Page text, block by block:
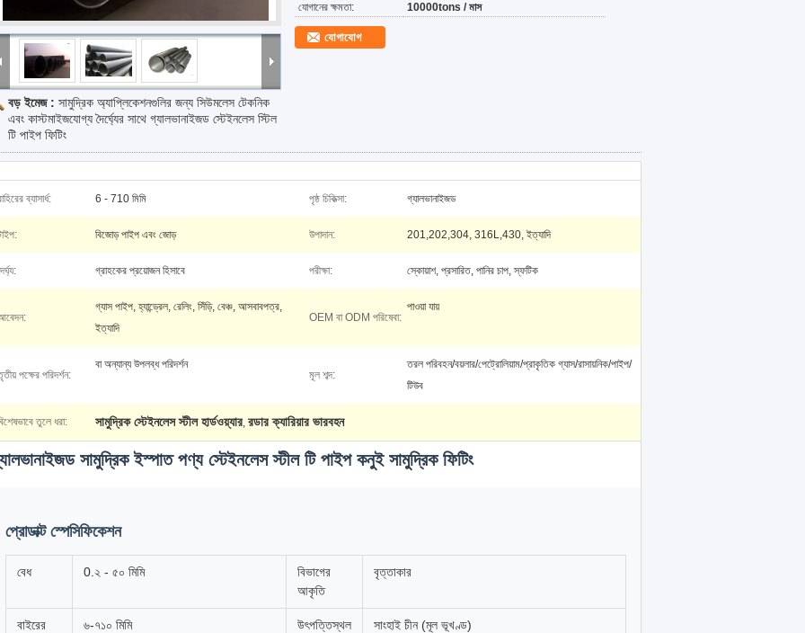
বড় ইমেজ : সামুদ্রিক অ্যাপ্লিকেশনগুলির জন্য সিউমলেস টেকনিক
এবং কাস্টমাইজযোগ্য দৈর্ঘ্যের সাথে গ্যালভানাইজড স্টেইনলেস স্টিল
টি পাইপ ফিটিং
যোগানের ক্ষমতা:
10000tons / মাস
যোগাযোগ
ব্যাসার্ধ: 6 - 710 মিমি পৃষ্ঠ চিকিত্সা: গ্যালভানাইজড
বিজোড় পাইপ এবং জোড় উপাদান: 201,202,304, 316L,430, ইত্যাদি
গ্রাহকের প্রয়োজন হিসাবে পরীক্ষা: স্কোয়াশ, প্রসারিত, পানির চাপ, স্ফটিক
গ্যাস পাইপ, হ্যান্ড্রেল, রেলিং, সিঁড়ি, বেঞ্চ, আসবাবপত্র,
ইত্যাদি
OEM বা ODM পরিষেবা:
পাওয়া যায়
পক্ষের পরিদর্শন:
বা অন্যান্য উপলব্ধ পরিদর্শন
মূল শব্দ:
তরল পরিবহন/বয়লার/পেট্রোলিয়াম/প্রাকৃতিক গ্যাস/রাসায়নিক/পাইপ/
টিউব
তুলে ধরা: সামুদ্রিক স্টেইনলেস স্টীল হার্ডওয়্যার, রডার ক্যারিয়ার ভারবহন
সামুদ্রিক ইস্পাত পণ্য স্টেইনলেস স্টীল টি পাইপ কনুই সামুদ্রিক ফিটিং
প্রোডাক্ট স্পেসিফিকেশন
বেধ 0.২ - ৫০ মিমি
বিভাগের
আকৃতি
বৃত্তাকার
বাইরের
৬-৭১০ মিমি উৎপত্তিস্থল সাংহাই চীন (মূল ভূখণ্ড)